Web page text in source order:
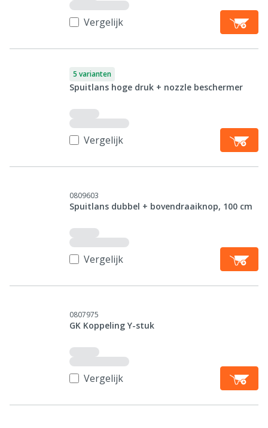
Vergelijk
5 varianten
Spuitlans hoge druk + nozzle beschermer
Vergelijk
0809603
Spuitlans dubbel + bovendraaiknop, 100 cm
Vergelijk
0807975
GK Koppeling Y-stuk
Vergelijk